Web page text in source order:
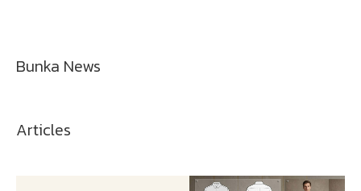
Bunka News
Articles